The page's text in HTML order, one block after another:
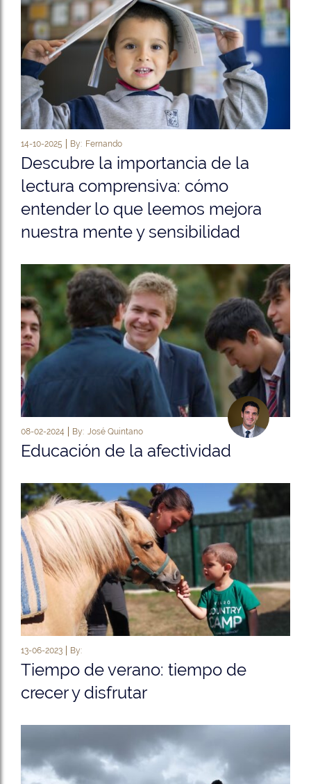
14-10-2025 By: Fernando
Descubre la importancia de la
lectura comprensiva: cómo
entender lo que leemos mejora
nuestra mente y sensibilidad
08-02-2024 By: José Quintano
Educación de la afectividad
13-06-2023 By:
Tiempo de verano: tiempo de
crecer y disfrutar